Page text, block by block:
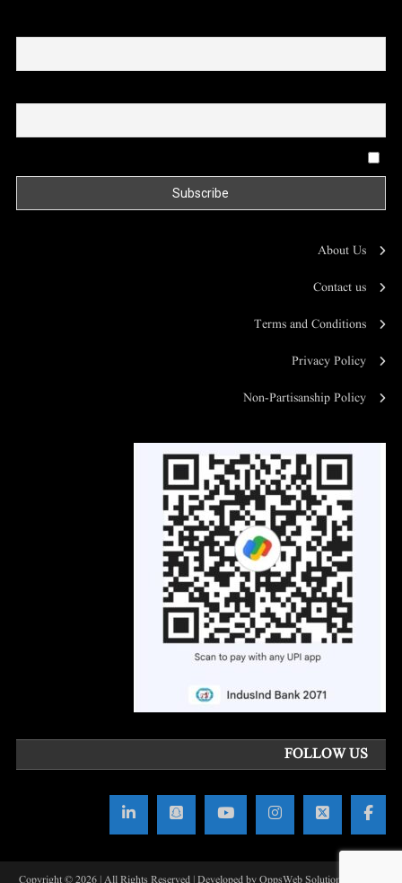
About Us
Contact us
Terms and Conditions
Privacy Policy
Non-Partisanship Policy
FOLLOW US